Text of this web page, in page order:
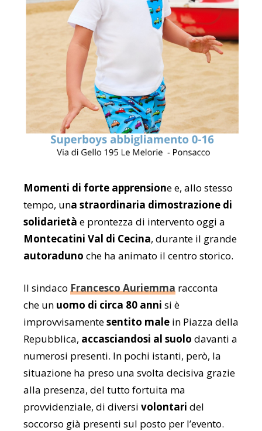
Momenti di forte apprensione e, allo stesso
tempo, una straordinaria dimostrazione di
solidarietà e prontezza di intervento oggi a
Montecatini Val di Cecina, durante il grande
autoraduno che ha animato il centro storico.
Il sindaco Francesco Auriemma racconta
che un uomo di circa 80 anni si è
improvvisamentesentito male in Piazza della
Repubblica, accasciandosi al suolo davanti a
numerosi presenti. In pochi istanti, però, la
situazione ha preso una svolta decisiva grazie
alla presenza, del tutto fortuita ma
provvidenziale, di diversi volontari del
soccorso già presenti sul posto per l’evento.